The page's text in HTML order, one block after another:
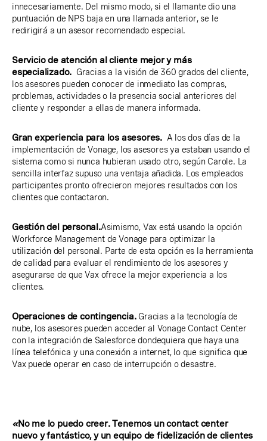
innecesariamente. Del mismo modo, si el llamante dio una
puntuación de NPS baja en una llamada anterior, se le
redirigirá a un asesor recomendado especial.
Servicio de atención al cliente mejor y más
especializado. Gracias a la visión de 360 grados del cliente,
los asesores pueden conocer de inmediato las compras,
problemas, actividades o la presencia social anteriores del
cliente y responder a ellas de manera informada.
Gran experiencia para los asesores. A los dos días de la
implementación de Vonage, los asesores ya estaban usando el
sistema como si nunca hubieran usado otro, según Carole. La
sencilla interfaz supuso una ventaja añadida. Los empleados
participantes pronto ofrecieron mejores resultados con los
clientes que contactaron.
Gestión del personal.Asimismo, Vax está usando la opción
Workforce Management de Vonage para optimizar la
utilización del personal. Parte de esta opción es la herramienta
de calidad para evaluar el rendimiento de los asesores y
asegurarse de que Vax ofrece la mejor experiencia a los
clientes.
Operaciones de contingencia.Gracias a la tecnología de
nube, los asesores pueden acceder al Vonage Contact Center
con la integración de Salesforce dondequiera que haya una
línea telefónica y una conexión a internet, lo que significa que
Vax puede operar en caso de interrupción o desastre.
«No me lo puedo creer. Tenemos un contact center
nuevo y fantástico, y un equipo de fidelización de clientes